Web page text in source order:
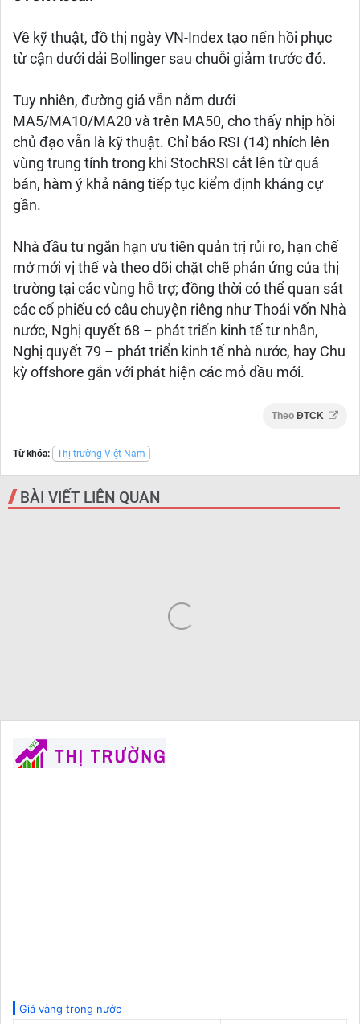
Về kỹ thuật, đồ thị ngày VN-Index tạo nến hồi phục
từ cận dưới dải Bollinger sau chuỗi giảm trước đó.
Tuy nhiên, đường giá vẫn nằm dưới
MA5/MA10/MA20 và trên MA50, cho thấy nhịp hồi
chủ đạo vẫn là kỹ thuật. Chỉ báo RSI (14) nhích lên
vùng trung tính trong khi StochRSI cắt lên từ quá
bán, hàm ý khả năng tiếp tục kiểm định kháng cự
gần.
Nhà đầu tư ngắn hạn ưu tiên quản trị rủi ro, hạn chế
mở mới vị thế và theo dõi chặt chẽ phản ứng của thị
trường tại các vùng hỗ trợ; đồng thời có thể quan sát
các cổ phiếu có câu chuyện riêng như Thoái vốn Nhà
nước, Nghị quyết 68 – phát triển kinh tế tư nhân,
Nghị quyết 79 – phát triển kinh tế nhà nước, hay Chu
kỳ offshore gắn với phát hiện các mỏ dầu mới.
Theo ĐTCK
Từ khóa: Thị trường Việt Nam
BÀI VIẾT LIÊN QUAN
Giá vàng trong nước